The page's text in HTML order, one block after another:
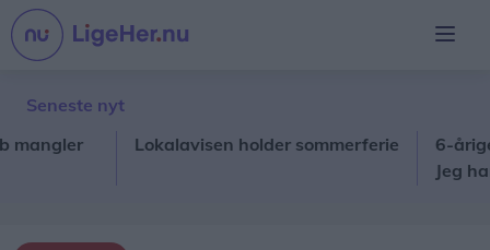
Seneste nyt
Lokalavisen holder sommerferie
6-årige
Jeg har